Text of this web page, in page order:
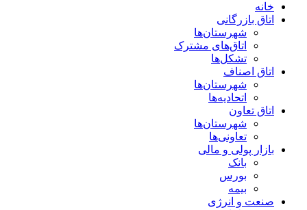
خانه
اتاق بازرگانی
شهرستان‌ها
اتاق‌های مشترک
تشکل‌ها
اتاق اصناف
شهرستان‌ها
اتحادیه‌ها
اتاق تعاون
شهرستان‌ها
تعاونی‌ها
بازار پولی و مالی
بانک
بورس
بیمه
صنعت و انرژی